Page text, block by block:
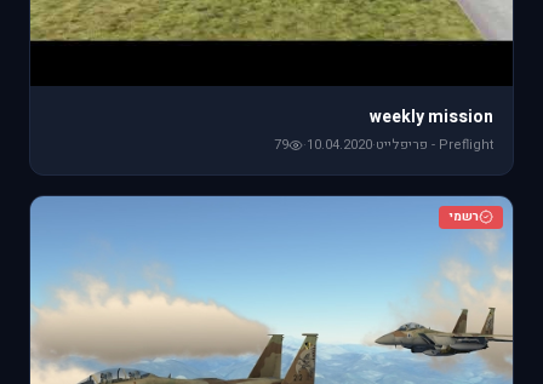
weekly mission
Preflight - פריפלייט ·
10.04.2020
·
79
רשמי